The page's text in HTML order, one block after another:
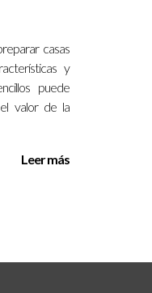
casas
y
puede
valor de la
Leer más